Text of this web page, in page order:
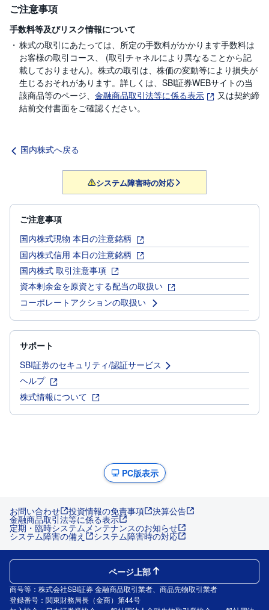
ご注意事項
手数料等及びリスク情報について
株式の取引にあたっては、所定の手数料がかかります手数料は
お客様の取引コース、 (取引チャネルにより異なることから記
載しておりません)。株式の取引は、株価の変動等により損失が
生じるおそれがあります。詳しくは、SBI証券WEBサイトの当
該商品等のページ、 金融商品取引法等に係る表示
又は契約締
結前交付書面をご確認ください。
国内株式へ戻る
システム障害時の対応
ご注意事項
国内株式現物 本日の注意銘柄
国内株式信用 本日の注意銘柄
国内株式 取引注意事項
資本剰余金を原資とする配当の取扱い
コーポレートアクションの取扱い
サポート
SBI証券のセキュリティ/認証サービス
ヘルプ
株式情報について
PC版表示
お問い合わせ 投資情報の免責事項 決算公告
金融商品取引法等に係る表示
定期・臨時システムメンテナンスのお知らせ
システム障害の備え システム障害時の対応
商号等：株式会社SBI証券 金融商品取引業者、商品先物取引業者
登録番号：関東財務局長（金商）第44号
ページ上部